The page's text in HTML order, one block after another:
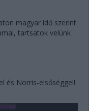
magyar idő szerint
tartsatok velünk
és Norris-elsőséggel!